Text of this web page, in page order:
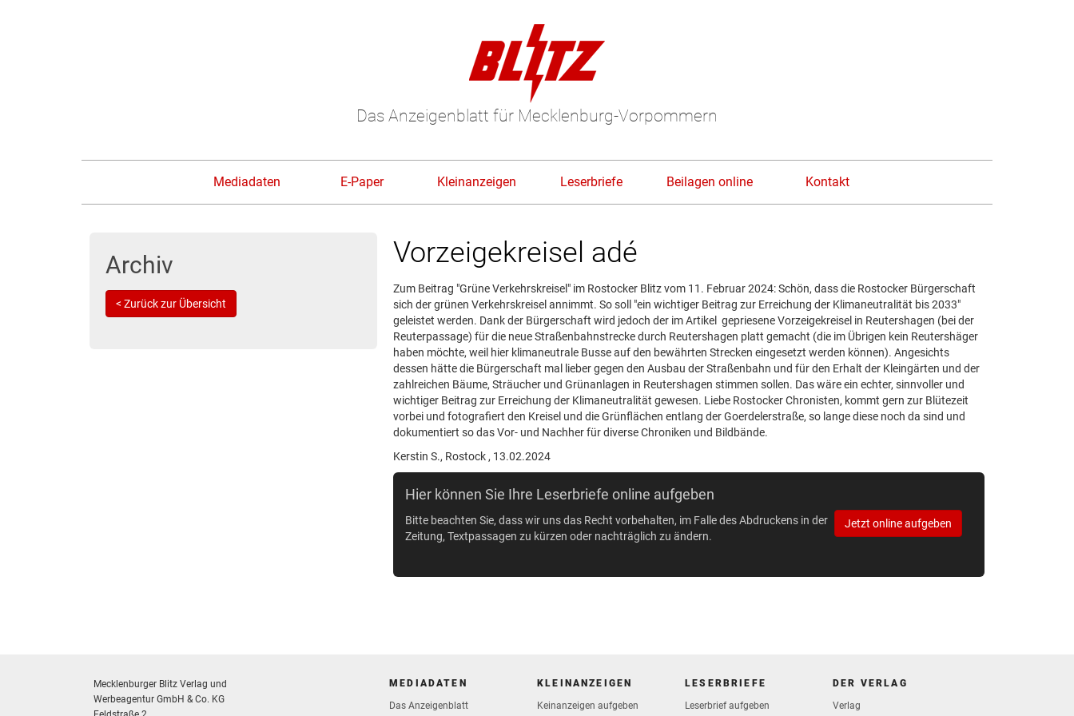
Das Anzeigenblatt für Mecklenburg-Vorpommern
Mediadaten E-Paper Kleinanzeigen Leserbriefe Beilagen online Kontakt
Archiv
< Zurück zur Übersicht
Vorzeigekreisel adé
Zum Beitrag "Grüne Verkehrskreisel" im Rostocker Blitz vom 11. Februar 2024: Schön, dass die Rostocker Bürgerschaft
sich der grünen Verkehrskreisel annimmt. So soll "ein wichtiger Beitrag zur Erreichung der Klimaneutralität bis 2033"
geleistet werden. Dank der Bürgerschaft wird jedoch der im Artikel gepriesene Vorzeigekreisel in Reutershagen (bei der
Reuterpassage) für die neue Straßenbahnstrecke durch Reutershagen platt gemacht (die im Übrigen kein Reutershäger
haben möchte, weil hier klimaneutrale Busse auf den bewährten Strecken eingesetzt werden können). Angesichts
dessen hätte die Bürgerschaft mal lieber gegen den Ausbau der Straßenbahn und für den Erhalt der Kleingärten und der
zahlreichen Bäume, Sträucher und Grünanlagen in Reutershagen stimmen sollen. Das wäre ein echter, sinnvoller und
wichtiger Beitrag zur Erreichung der Klimaneutralität gewesen. Liebe Rostocker Chronisten, kommt gern zur Blütezeit
vorbei und fotografiert den Kreisel und die Grünflächen entlang der Goerdelerstraße, so lange diese noch da sind und
dokumentiert so das Vor- und Nachher für diverse Chroniken und Bildbände.
Kerstin S., Rostock , 13.02.2024
Hier können Sie Ihre Leserbriefe online aufgeben
Bitte beachten Sie, dass wir uns das Recht vorbehalten, im Falle des Abdruckens in der
Zeitung, Textpassagen zu kürzen oder nachträglich zu ändern.
Jetzt online aufgeben
Mecklenburger Blitz Verlag und
Werbeagentur GmbH & Co. KG
MEDIADATEN
Das Anzeigenblatt
KLEINANZEIGEN
Keinanzeigen aufgeben
LESERBRIEFE
Leserbrief aufgeben
DER VERLAG
Verlag